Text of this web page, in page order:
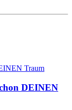
DEINEN